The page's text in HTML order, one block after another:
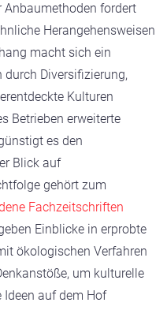
Anbaumethoden fordert
Herangehensweisen
macht sich ein
durch Diversifizierung,
Kulturen
Betrieben erweiterte
es den
Blick auf
gehört zum
Fachzeitschriften
Einblicke in erprobte
ökologischen Verfahren
um kulturelle
Ideen auf dem Hof